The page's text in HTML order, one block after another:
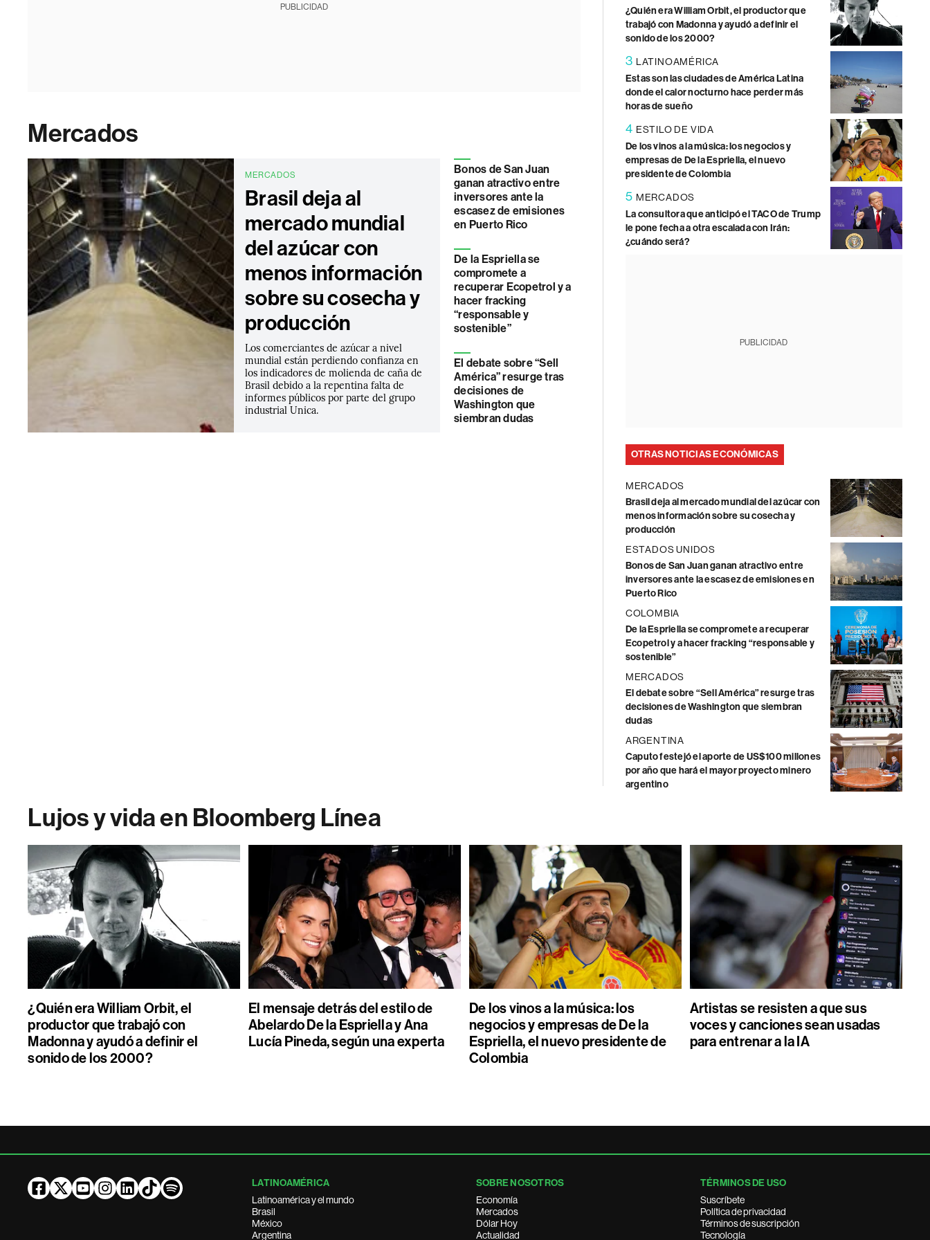
PUBLICIDAD
Mercados
MERCADOS
Brasil deja al
mercado mundial
del azúcar con
menos información
sobre su cosecha y
producción
Los comerciantes de azúcar a nivel
mundial están perdiendo confianza en
los indicadores de molienda de caña de
Brasil debido a la repentina falta de
informes públicos por parte del grupo
industrial Unica.
Bonos de San Juan
ganan atractivo entre
inversores ante la
escasez de emisiones
en Puerto Rico
De la Espriella se
compromete a
recuperar Ecopetrol y a
hacer fracking
“responsable y
sostenible”
El debate sobre “Sell
América” resurge tras
decisiones de
Washington que
siembran dudas
¿Quién era William Orbit, el productor que
trabajó con Madonna y ayudó a definir el
sonido de los 2000?
3 LATINOAMÉRICA
Estas son las ciudades de América Latina
donde el calor nocturno hace perder más
horas de sueño
4 ESTILO DE VIDA
De los vinos a la música: los negocios y
empresas de De la Espriella, el nuevo
presidente de Colombia
5 MERCADOS
La consultora que anticipó el TACO de Trump
le pone fecha a otra escalada con Irán:
¿cuándo será?
PUBLICIDAD
OTRAS NOTICIAS ECONÓMICAS
MERCADOS
Brasil deja al mercado mundial del azúcar con
menos información sobre su cosecha y
producción
ESTADOS UNIDOS
Bonos de San Juan ganan atractivo entre
inversores ante la escasez de emisiones en
Puerto Rico
COLOMBIA
De la Espriella se compromete a recuperar
Ecopetrol y a hacer fracking “responsable y
sostenible”
MERCADOS
El debate sobre “Sell América” resurge tras
decisiones de Washington que siembran
dudas
ARGENTINA
Caputo festejó el aporte de US$100 millones
por año que hará el mayor proyecto minero
argentino
Lujos y vida en Bloomberg Línea
¿Quién era William Orbit, el
productor que trabajó con
Madonna y ayudó a definir el
sonido de los 2000?
El mensaje detrás del estilo de
Abelardo De la Espriella y Ana
Lucía Pineda, según una experta
De los vinos a la música: los
negocios y empresas de De la
Espriella, el nuevo presidente de
Colombia
Artistas se resisten a que sus
voces y canciones sean usadas
para entrenar a la IA
LATINOAMÉRICA
Latinoamérica y el mundo
Brasil
México
Argentina
SOBRE NOSOTROS
Economía
Mercados
Dólar Hoy
Actualidad
TÉRMINOS DE USO
Suscríbete
Política de privacidad
Términos de suscripción
Tecnología